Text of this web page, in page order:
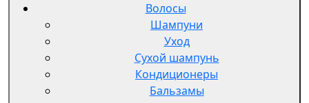
Волосы
Шампуни
Уход
Сухой шампунь
Кондиционеры
Бальзамы